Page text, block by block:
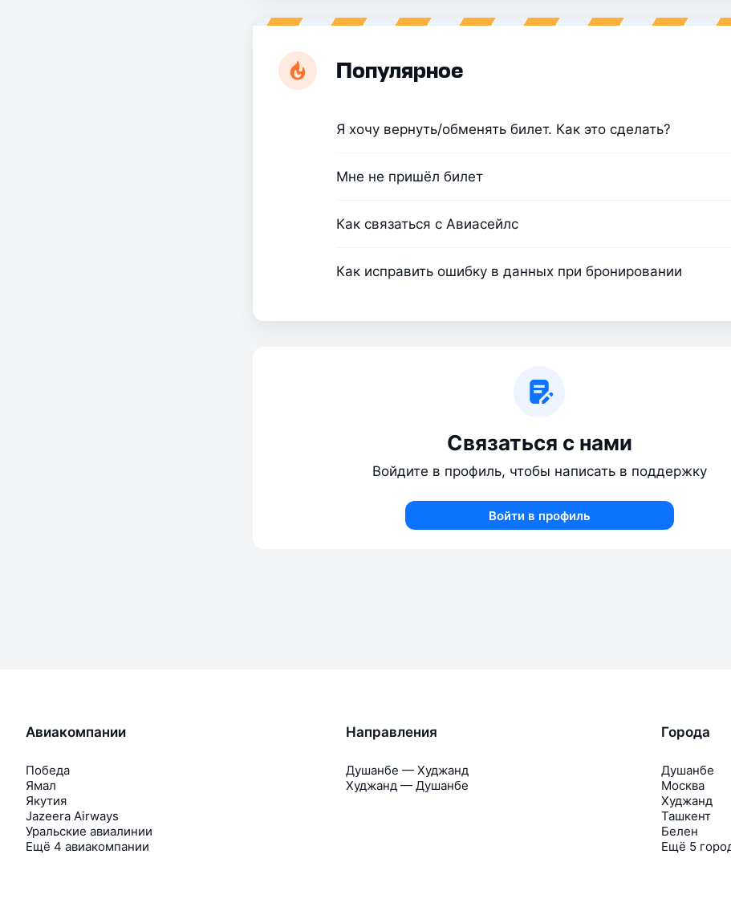
Популярное
Я хочу вернуть/обменять билет. Как это сделать?
Мне не пришёл билет
Как связаться с Авиасейлс
Как исправить ошибку в данных при бронировании
Связаться с нами
Войдите в профиль, чтобы написать в поддержку
Войти в профиль
Авиакомпании
Победа
Ямал
Якутия
Jazeera Airways
Уральские авиалинии
Ещё 4 авиакомпании
Направления
Душанбе — Худжанд
Худжанд — Душанбе
Города
Душанбе
Москва
Худжанд
Ташкент
Белен
Ещё 5